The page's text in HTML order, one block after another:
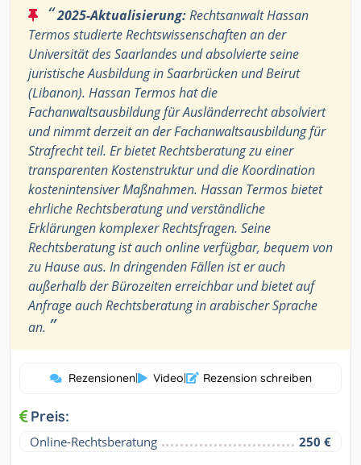
“2025-Aktualisierung:Rechtsanwalt Hassan
Termos studierte Rechtswissenschaften an der
Universität des Saarlandes und absolvierte seine
juristische Ausbildung in Saarbrücken und Beirut
(Libanon). Hassan Termos hat die
Fachanwaltsausbildung für Ausländerrecht absolviert
und nimmt derzeit an der Fachanwaltsausbildung für
Strafrecht teil. Er bietet Rechtsberatung zu einer
transparenten Kostenstruktur und die Koordination
kostenintensiver Maßnahmen. Hassan Termos bietet
ehrliche Rechtsberatung und verständliche
Erklärungen komplexer Rechtsfragen. Seine
Rechtsberatung ist auch online verfügbar, bequem von
zu Hause aus. In dringenden Fällen ist er auch
außerhalb der Bürozeiten erreichbar und bietet auf
Anfrage auch Rechtsberatung in arabischer Sprache
an. ”
Rezensionen| Video| Rezension schreiben
Preis:
Online-Rechtsberatung 250 €